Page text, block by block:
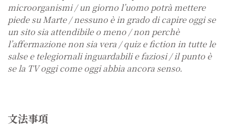
microorganismi / un giorno l’uomo potrà mettere
piede su Marte / nessuno è in grado di capire oggi se
un sito sia attendibile o meno / non perchè
l’affermazione non sia vera / quiz e fiction in tutte le
salse e telegiornali inguardabili e faziosi / il punto è
se la TV oggi come oggi abbia ancora senso.
文法事項